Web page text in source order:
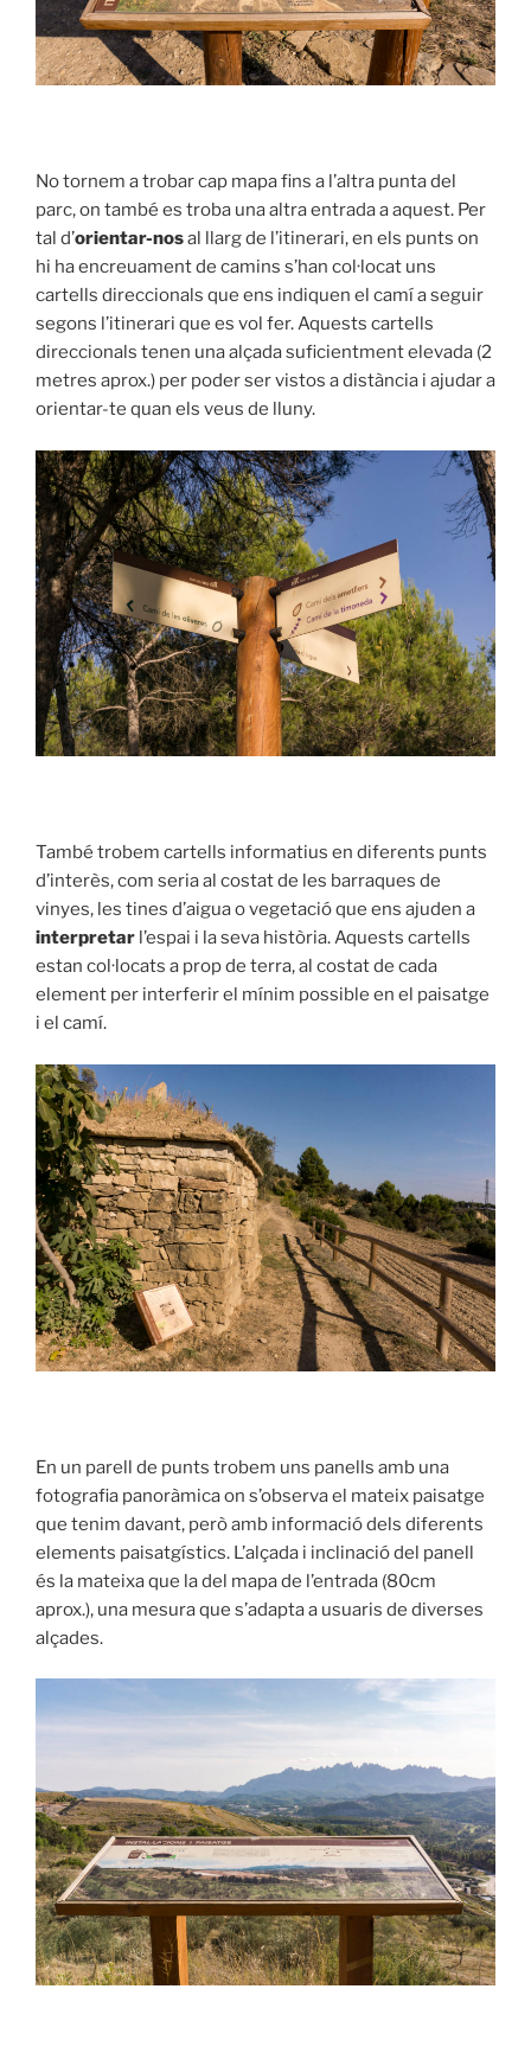
No tornem a trobar cap mapa fins a l’altra punta del
parc, on també es troba una altra entrada a aquest. Per
tal d’orientar-nosal llarg de l’itinerari, en els punts on
hi ha encreuament de camins s’han col·locat uns
cartells direccionals que ens indiquen el camí a seguir
segons l’itinerari que es vol fer. Aquests cartells
direccionals tenen una alçada suficientment elevada (2
metres aprox.) per poder ser vistos a distància i ajudar a
orientar-te quan els veus de lluny.
També trobem cartells informatius en diferents punts
d’interès, com seria al costat de les barraques de
vinyes, les tines d’aigua o vegetació que ens ajuden a
interpretar l’espai i la seva història. Aquests cartells
estan col·locats a prop de terra, al costat de cada
element per interferir el mínim possible en el paisatge
i el camí.
En un parell de punts trobem uns panells amb una
fotografia panoràmica on s’observa el mateix paisatge
que tenim davant, però amb informació dels diferents
elements paisatgístics. L’alçada i inclinació del panell
és la mateixa que la del mapa de l’entrada (80cm
aprox.), una mesura que s’adapta a usuaris de diverses
alçades.